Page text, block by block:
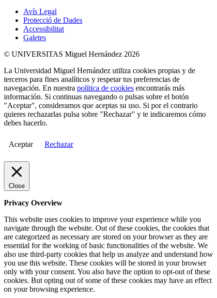
Avís Legal
Protecció de Dades
Accessibilitat
Galetes
© UNIVERSITAS Miguel Hernández 2026
La Universidad Miguel Hernández utiliza cookies propias y de
terceros para fines analíticos y respetar tus preferencias de
navegación. En nuestra política de cookies encontrarás más
información. Si continuas navegando o pulsas sobre el botón
"Aceptar", consideramos que aceptas su uso. Si por el contrario
quieres rechazarlas pulsa sobre "Rechazar" y te indicaremos cómo
debes hacerlo.
Aceptar Rechazar
Close
Privacy Overview
This website uses cookies to improve your experience while you
navigate through the website. Out of these cookies, the cookies that
are categorized as necessary are stored on your browser as they are
essential for the working of basic functionalities of the website. We
also use third-party cookies that help us analyze and understand how
you use this website. These cookies will be stored in your browser
only with your consent. You also have the option to opt-out of these
cookies. But opting out of some of these cookies may have an effect
on your browsing experience.